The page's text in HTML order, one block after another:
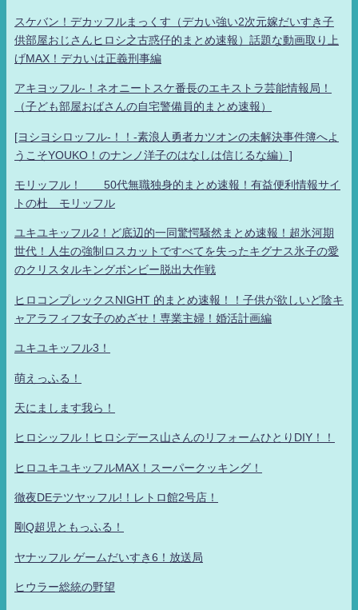
スケバン！デカッフルまっくす（デカい強い2次元嫁だいすき子
供部屋おじさんヒロシ之古惑仔的まとめ速報）話題な動画取り上
げMAX！デカいは正義刑事編
アキヨッフル-！ネオニートスケ番長のエキストラ芸能情報局！
（子ども部屋おばさんの自宅警備員的まとめ速報）
[ヨシヨシロッフル-！！-素浪人勇者カツオンの未解決事件簿へよ
うこそYOUKO！のナンノ洋子のはなしは信じるな編）]
モリッフル！ 50代無職独身的まとめ速報！有益便利情報サイ
トの杜 モリッフル
ユキユキッフル2！ど底辺的一同驚愕騒然まとめ速報！超氷河期
世代！人生の強制ロスカットですべてを失ったキグナス氷子の愛
のクリスタルキングボンビー脱出大作戦
ヒロコンプレックスNIGHT 的まとめ速報！！子供が欲しいど陰キ
ャアラフィフ女子のめざせ！専業主婦！婚活計画編
ユキユキッフル3！
萌えっふる！
天にまします我ら！
ヒロシッフル！ヒロシデース山さんのリフォームひとりDIY！！
ヒロユキユキッフルMAX！スーパークッキング！
徹夜DEテツヤッフル!！レトロ館2号店！
剛Q超児ともっふる！
ヤナッフル ゲームだいすき6！放送局
ヒウラー総統の野望